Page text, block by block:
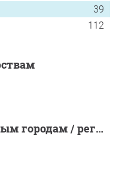
39
112
/ муниципалитетам